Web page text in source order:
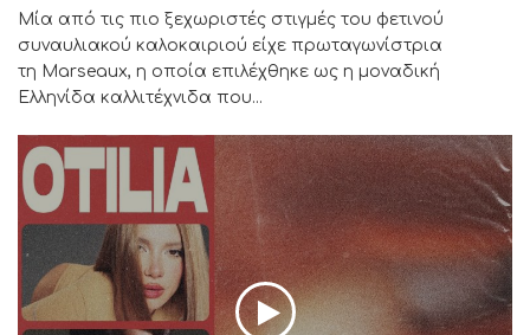
Μία από τις πιο ξεχωριστές στιγμές του φετινού
συναυλιακού καλοκαιριού είχε πρωταγωνίστρια
τη Marseaux, η οποία επιλέχθηκε ως η μοναδική
Ελληνίδα καλλιτέχνιδα που...